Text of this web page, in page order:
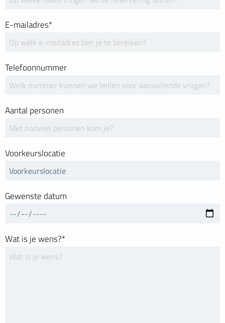
E-mailadres*
Telefoonnummer
Aantal personen
Voorkeurslocatie
Gewenste datum
Wat is je wens?*